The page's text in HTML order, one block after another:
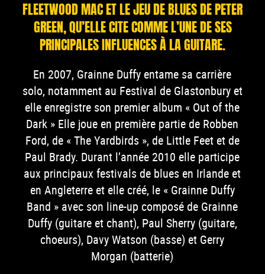
FLEETWOOD MAC ET LE JEU DE BLUES DE PETER
GREEN, QU’ELLE CITE COMME L’UNE DE SES
PRINCIPALES INFLUENCES À LA GUITARE.
En 2007, Grainne Duffy entame sa carrière
solo, notamment au Festival de Glastonbury et
elle enregistre son premier album « Out of the
Dark » Elle joue en première partie de Robben
Ford, de « The Yardbirds », de Little Feet et de
Paul Brady. Durant l’année 2010 elle participe
aux principaux festivals de blues en Irlande et
en Angleterre et elle créé, le « Grainne Duffy
Band » avec son line-up composé de Grainne
Duffy (guitare et chant), Paul Sherry (guitare,
choeurs), Davy Watson (basse) et Gerry
Morgan (batterie)